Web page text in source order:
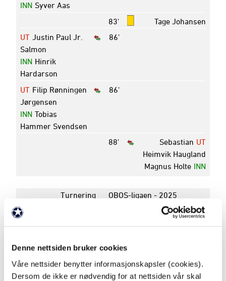
Denne nettsiden bruker cookies
Våre nettsider benytter informasjonskapsler (cookies).
Dersom de ikke er nødvendig for at nettsiden vår skal
INN Syver Aas
83'
Tage Johansen
86'
UT Justin Paul Jr.
Salmon
INN Hinrik
Hardarson
86'
UT Filip Rønningen
Jørgensen
INN Tobias
Hammer Svendsen
88'
UT
Sebastian
Heimvik Haugland
INN
Magnus Holte
Turnering
OBOS-ligaen - 2025
13. september 2025
Pauseresultat
1 - 2
Sluttresultat
1 - 2
Arena
Skagerak Arena